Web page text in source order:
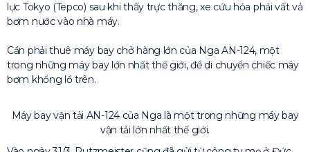
lực Tokyo (Tepco) sau khi thấy trực thăng, xe cứu hỏa phải vất vả
bơm nước vào nhà máy.
Cần phải thuê máy bay chở hàng lớn của Nga AN-124, một
trong những máy bay lớn nhất thế giới, để di chuyển chiếc máy
bơm khổng lồ trên.
Máy bay vận tải AN-124 của Nga là một trong những máy bay
vận tải lớn nhất thế giới.